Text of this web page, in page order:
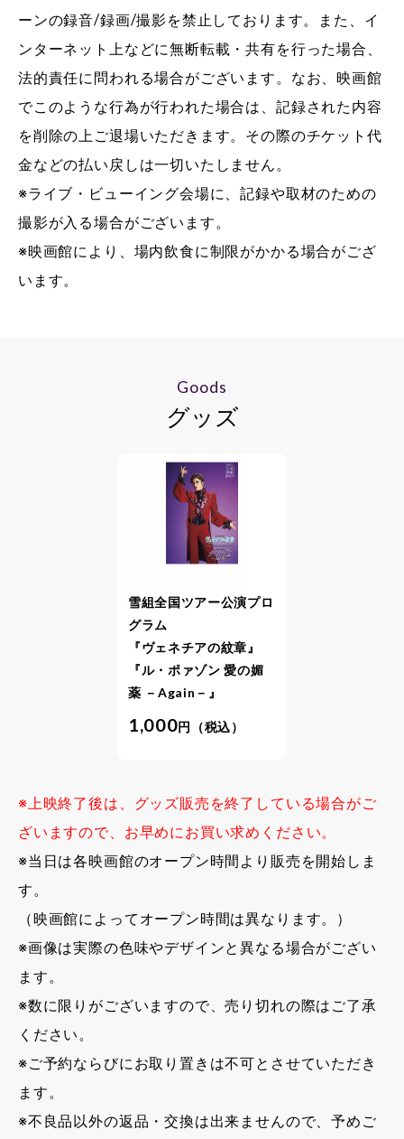
ーンの録音/録画/撮影を禁止しております。また、イ
ンターネット上などに無断転載・共有を行った場合、
法的責任に問われる場合がございます。なお、映画館
でこのような行為が行われた場合は、記録された内容
を削除の上ご退場いただきます。その際のチケット代
金などの払い戻しは一切いたしません。
※ライブ・ビューイング会場に、記録や取材のための
撮影が入る場合がございます。
※映画館により、場内飲食に制限がかかる場合がござ
います。
Goods
グッズ
雪組全国ツアー公演プロ
グラム
『ヴェネチアの紋章』
『ル・ポァゾン 愛の媚
薬 －Again－』
1,000円（税込）
※上映終了後は、グッズ販売を終了している場合がご
ざいますので、お早めにお買い求めください。
※当日は各映画館のオープン時間より販売を開始しま
す。
（映画館によってオープン時間は異なります。）
※画像は実際の色味やデザインと異なる場合がござい
ます。
※数に限りがございますので、売り切れの際はご了承
ください。
※ご予約ならびにお取り置きは不可とさせていただき
ます。
※不良品以外の返品・交換は出来ませんので、予めご